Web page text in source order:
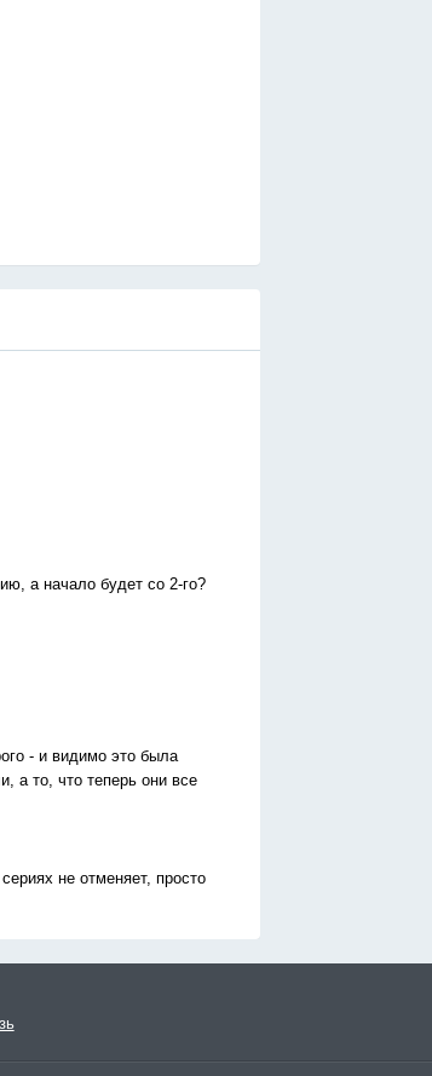
а начало будет со 2-го?
- и видимо это была
а то, что теперь они все
не отменяет, просто